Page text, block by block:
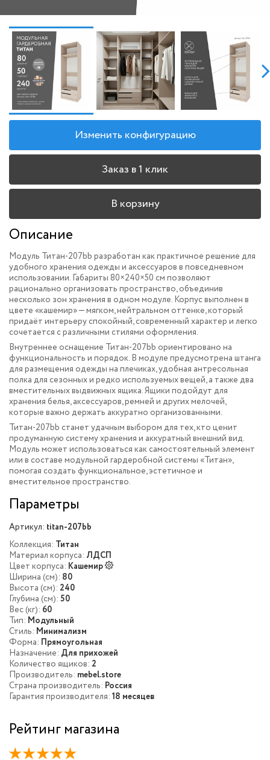
Изменить конфигурацию
Заказ в 1 клик
В корзину
Описание
Модуль Титан-207bb разработан как практичное решение для
удобного хранения одежды и аксессуаров в повседневном
использовании. Габариты 80×240×50 см позволяют
рационально организовать пространство, объединив
несколько зон хранения в одном модуле. Корпус выполнен в
цвете «кашемир» — мягком, нейтральном оттенке, который
придаёт интерьеру спокойный, современный характер и легко
сочетается с различными стилями оформления.
Внутреннее оснащение Титан-207bb ориентировано на
функциональность и порядок. В модуле предусмотрена штанга
для размещения одежды на плечиках, удобная антресольная
полка для сезонных и редко используемых вещей, а также два
вместительных выдвижных ящика. Ящики подойдут для
хранения белья, аксессуаров, ремней и других мелочей,
которые важно держать аккуратно организованными.
Титан-207bb станет удачным выбором для тех, кто ценит
продуманную систему хранения и аккуратный внешний вид.
Модуль может использоваться как самостоятельный элемент
или в составе модульной гардеробной системы «Титан»,
помогая создать функциональное, эстетичное и
вместительное пространство.
Параметры
Артикул: titan-207bb
Коллекция: Титан
Материал корпуса: ЛДСП
Цвет корпуса: Кашемир
Ширина (см): 80
Высота (см): 240
Глубина (см): 50
Вес (кг): 60
Тип: Модульный
Стиль: Минимализм
Форма: Прямоугольная
Назначение: Для прихожей
Количество ящиков: 2
Производитель: mebel.store
Страна производитель: Россия
Гарантия производителя: 18 месяцев
Рейтинг магазина